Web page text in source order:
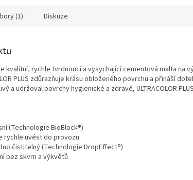
(1) Diskuze
kvalitní, rychle tvrdnoucí a vysychající cementová malta na
PLUS zdůrazňuje krásu obloženého povrchu a přináší
a udržoval povrchy hygienické a zdravé, ULTRACOLOR
(Technologie BioBlock®)
rychle uvést do provozu
čistitelný (Technologie DropEffect®)
bez skvrn a výkvětů